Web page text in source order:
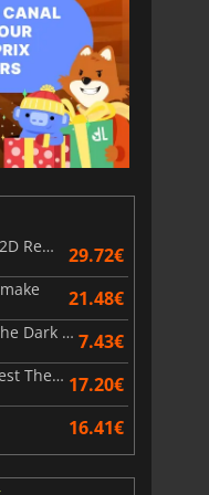
DRAGON QUEST I & II HD 2D Remake
29.72€
21.48€
Dragon Quest Monsters The Dark Prince 7.43€
Infinity Strash Dragon Quest The Adventure of Dai 17.20€
16.41€